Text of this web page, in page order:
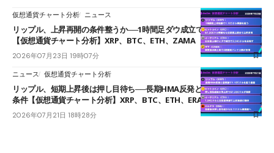
仮想通貨チャート分析 ニュース
リップル、上昇再開の条件整うか──1時間足ダウ成立で1.185ドルを狙う
【仮想通貨チャート分析】XRP、BTC、ETH、ZAMA
2026年07月23日 19時07分
ニュース 仮想通貨チャート分析
リップル、短期上昇後は押し目待ち──長期HMA反発と雲上抜けが買い
条件【仮想通貨チャート分析】XRP、BTC、ETH、ERA
2026年07月21日 18時28分